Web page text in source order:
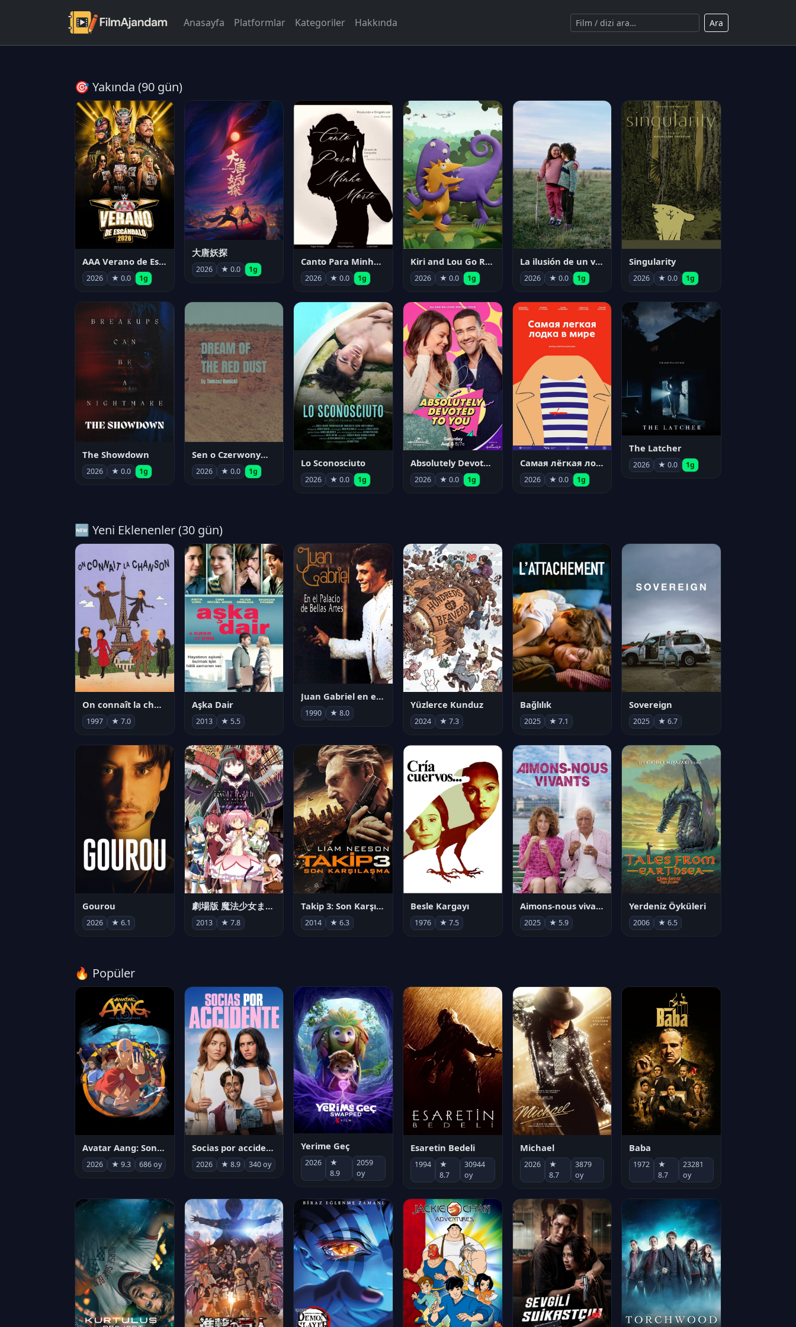
Anasayfa Platformlar Kategoriler Hakkında Ara
🎯 Yakında (90 gün)
AAA Verano de Escándalo 2026 - Week 3
2026 ★ 0.0 1g
大唐妖探
2026 ★ 0.0 1g
Canto Para Minha Morte
2026 ★ 0.0 1g
Kiri and Lou Go Raaa!
2026 ★ 0.0 1g
La ilusión de un verano sin fin
2026 ★ 0.0 1g
Singularity
2026 ★ 0.0 1g
The Showdown
2026 ★ 0.0 1g
Sen o Czerwonym Pyle
2026 ★ 0.0 1g
Lo Sconosciuto
2026 ★ 0.0 1g
Absolutely Devoted to You
2026 ★ 0.0 1g
Самая лёгкая лодка в мире
2026 ★ 0.0 1g
The Latcher
2026 ★ 0.0 1g
🆕 Yeni Eklenenler (30 gün)
On connaît la chanson
1997 ★ 7.0
Aşka Dair
2013 ★ 5.5
Juan Gabriel en el Palacio de Bellas Artes
1990 ★ 8.0
Yüzlerce Kunduz
2024 ★ 7.3
Bağlılık
2025 ★ 7.1
Sovereign
2025 ★ 6.7
Gourou
2026 ★ 6.1
劇場版 魔法少女まどか☆マギカ[新編]叛逆の物語
2013 ★ 7.8
Takip 3: Son Karşılaşma
2014 ★ 6.3
Besle Kargayı
1976 ★ 7.5
Aimons-nous vivants
2025 ★ 5.9
Yerdeniz Öyküleri
2006 ★ 6.5
🔥 Popüler
Avatar Aang: Son Havabükücü
2026 ★ 9.3 686 oy
Socias por accidente
2026 ★ 8.9 340 oy
Yerime Geç
2026
★
8.9
2059
oy
Esaretin Bedeli
1994
★
8.7
30944
oy
Michael
2026
★
8.7
3879
oy
Baba
1972
★
8.7
23281
oy